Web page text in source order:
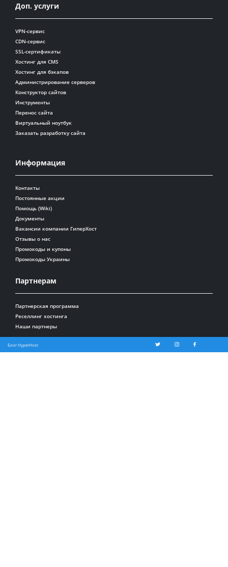
Доп. услуги
VPN-сервис
CDN-сервис
SSL-сертификаты
Хостинг для CMS
Хостинг для бэкапов
Администрирование серверов
Конструктор сайтов
Инструменты
Перенос сайта
Виртуальный ноутбук
Заказать разработку сайта
Информация
Контакты
Постоянные акции
Помощь (Wiki)
Документы
Вакансии компании ГиперХост
Отзывы о нас
Промокоды и купоны
Промокоды Украины
Партнерам
Партнерская программа
Реселлинг хостинга
Наши партнеры
Блог HyperHost